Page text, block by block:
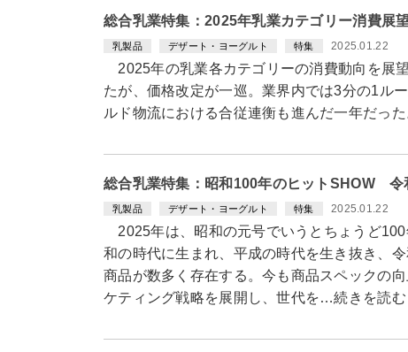
総合乳業特集：2025年乳業カテゴリー消費
乳製品 デザート・ヨーグルト 特集 2025.01.22
2025年の乳業各カテゴリーの消費動向を展
たが、価格改定が一巡。業界内では3分の1ル
ルド物流における合従連衡も進んだ一年だっ
総合乳業特集：昭和100年のヒットSHOW 令
乳製品 デザート・ヨーグルト 特集 2025.01.22
2025年は、昭和の元号でいうとちょうど
和の時代に生まれ、平成の時代を生き抜き、
商品が数多く存在する。今も商品スペックの
ケティング戦略を展開し、世代を…続きを読む